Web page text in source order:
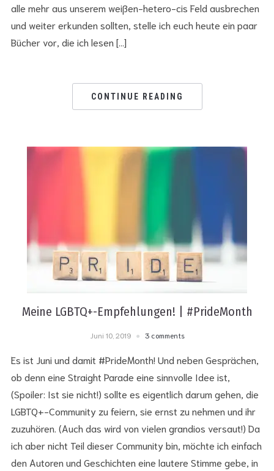
alle mehr aus unserem weißen-hetero-cis Feld ausbrechen
und weiter erkunden sollten, stelle ich euch heute ein paar
Bücher vor, die ich lesen […]
CONTINUE READING
Meine LGBTQ+-Empfehlungen! | #PrideMonth
Juni 10, 2019 3 comments
Es ist Juni und damit #PrideMonth! Und neben Gesprächen,
ob denn eine Straight Parade eine sinnvolle Idee ist,
(Spoiler: Ist sie nicht!) sollte es eigentlich darum gehen, die
LGBTQ+-Community zu feiern, sie ernst zu nehmen und ihr
zuzuhören. (Auch das wird von vielen grandios versaut!) Da
ich aber nicht Teil dieser Community bin, möchte ich einfach
den Autoren und Geschichten eine lautere Stimme gebe, in